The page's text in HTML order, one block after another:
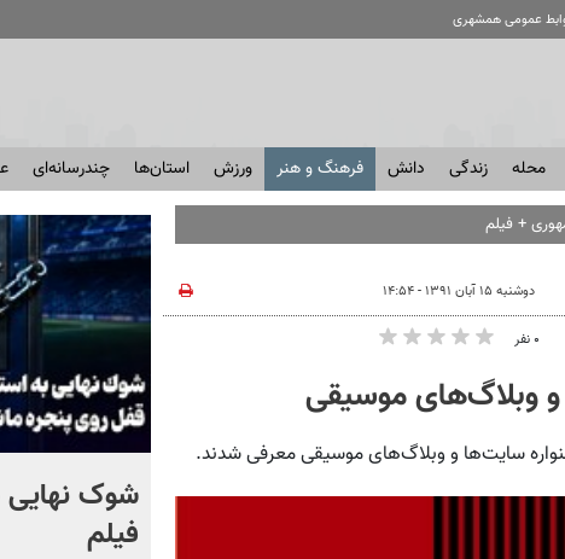
عمومی همشهری
محله زندگی دانش فرهنگ و هنر ورزش استان‌ها چندرسانه‌ای
دوشنبه ۱۵ آبان ۱۳۹۱ - ۱۴:۵۴
۰ نفر
و وبلاگ‌های موسیقی
سایت‌ها و وبلاگ‌های موسیقی معرفی شدند.
کلیپ جالبی از یک اتاق عمل
شوک نهایی
فیلم